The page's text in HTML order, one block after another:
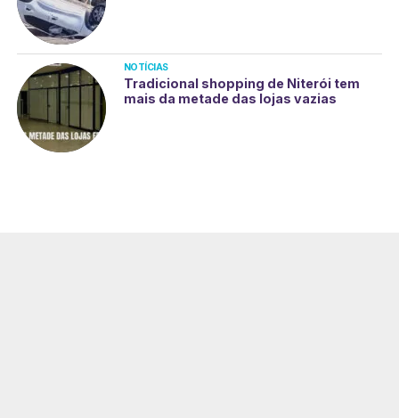
NOTÍCIAS
Tradicional shopping de Niterói tem
mais da metade das lojas vazias